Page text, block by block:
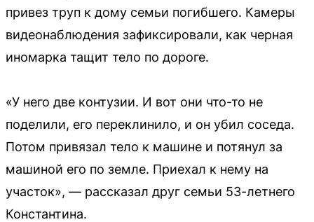
привез труп к дому семьи погибшего. Камеры
видеонаблюдения зафиксировали, как черная
иномарка тащит тело по дороге.
«У него две контузии. И вот они что-то не
поделили, его переклинило, и он убил соседа.
Потом привязал тело к машине и потянул за
машиной его по земле. Приехал к нему на
участок», — рассказал друг семьи 53-летнего
Константина.